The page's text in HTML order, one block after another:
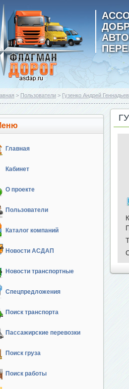
> Пользователи > Гузенко Андрей
Главная
Кабинет
О проекте
Пользователи
Каталог компаний
Новости АСДАП
Новости транспортные
Спецпредложения
Поиск транспорта
Пассажирские перевозки
Поиск груза
Поиск работы